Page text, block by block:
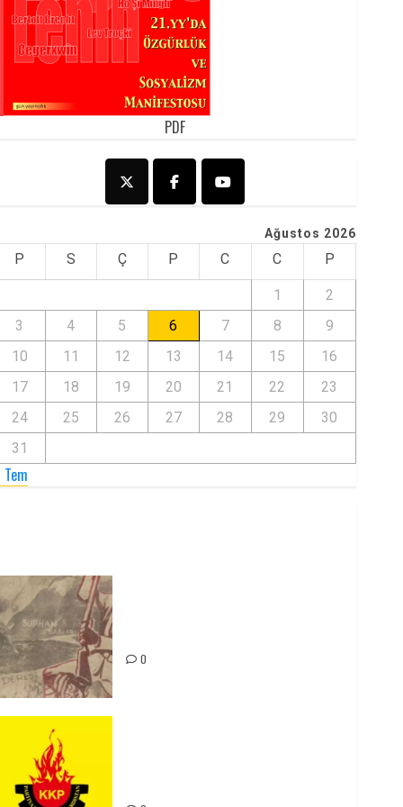
PDF
Ağustos 2026
P S Ç P C C P
1
2
3
4 5 6 7 8
9
10
11 12 13 14 15
16
17
18 19 20 21 22
23
24
25 26 27 28 29
30
31
0